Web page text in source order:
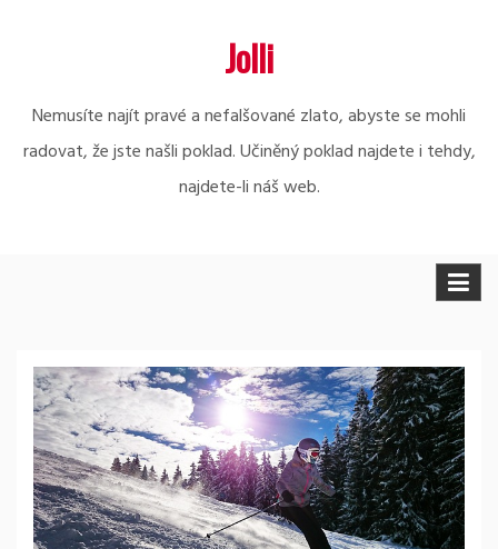
Jolli
Nemusíte najít pravé a nefalšované zlato, abyste se mohli
radovat, že jste našli poklad. Učiněný poklad najdete i tehdy,
najdete-li náš web.